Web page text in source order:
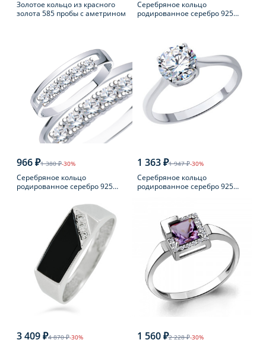
Золотое кольцо из красного
золота 585 пробы с аметрином
Серебряное кольцо
родированное серебро 925
966 ₽1 380 ₽-30%
Серебряное кольцо
родированное серебро 925
1 363 ₽1 947 ₽-30%
Серебряное кольцо
родированное серебро 925
3 409 ₽4 870 ₽-30% 1 560 ₽2 228 ₽-30%